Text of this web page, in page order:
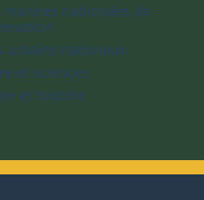
marines nationales de
urbains nationaux
et sciences
et histoire